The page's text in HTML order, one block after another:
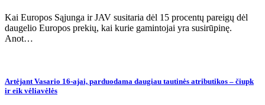
Kai Europos Sąjunga ir JAV susitaria dėl 15 procentų pareigų dėl
daugelio Europos prekių, kai kurie gamintojai yra susirūpinę.
Anot…
Artėjant Vasario 16-ajai, parduodama daugiau tautinės atributikos – čiupk
ir eik vėliavėlės